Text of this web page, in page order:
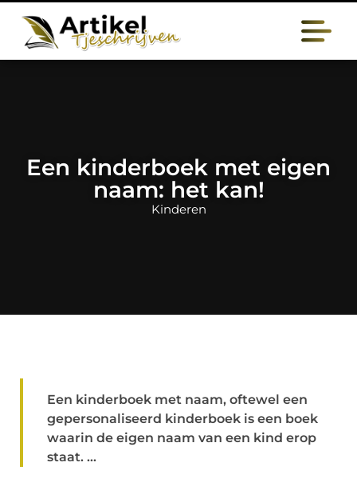
Een kinderboek met eigen
naam: het kan!
Kinderen
Een kinderboek met naam, oftewel een
gepersonaliseerd kinderboek is een boek
waarin de eigen naam van een kind erop
staat. ...